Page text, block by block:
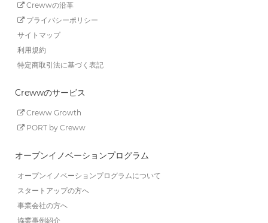
Crewwの沿革
プライバシーポリシー
サイトマップ
利用規約
特定商取引法に基づく表記
Crewwのサービス
Creww Growth
PORT by Creww
オープンイノベーションプログラム
オープンイノベーションプログラムについて
スタートアップの方へ
事業会社の方へ
協業事例紹介